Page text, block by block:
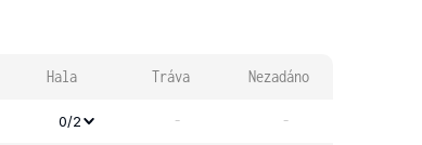
Hala Tráva Nezadáno
0/2 - -